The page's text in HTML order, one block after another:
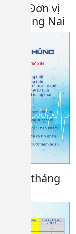
tại Đơn vị
Đồng Nai
2-24 tháng